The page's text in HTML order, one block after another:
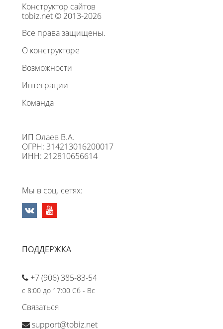
Конструктор сайтов
tobiz.net © 2013-2026
Все права защищены.
О конструкторе
Возможности
Интеграции
Команда
ИП Олаев В.А.
ОГРН: 314213016200017
ИНН: 212810656614
Мы в соц. сетях:
ПОДДЕРЖКА
+7 (906) 385-83-54
с 8:00 до 17:00 Сб - Вс
Связаться
support@tobiz.net